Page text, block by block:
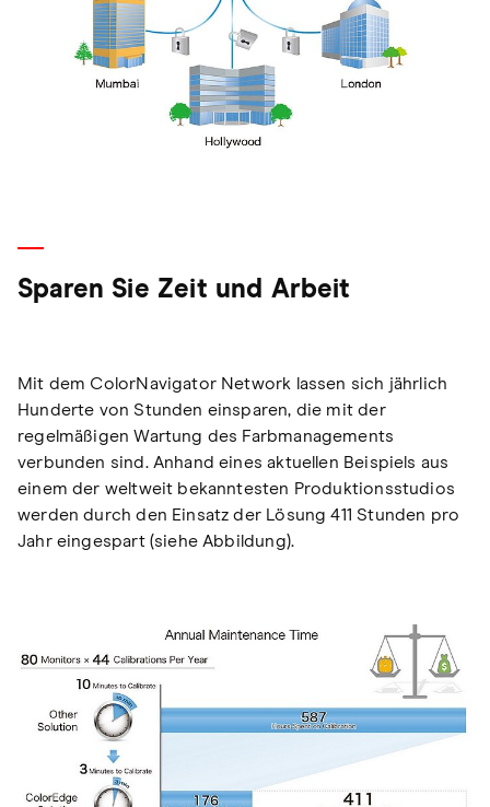
Sparen Sie Zeit und Arbeit
Mit dem ColorNavigator Network lassen sich jährlich
Hunderte von Stunden einsparen, die mit der
regelmäßigen Wartung des Farbmanagements
verbunden sind. Anhand eines aktuellen Beispiels aus
einem der weltweit bekanntesten Produktionsstudios
werden durch den Einsatz der Lösung 411 Stunden pro
Jahr eingespart (siehe Abbildung).